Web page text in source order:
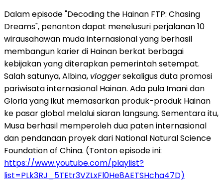
Dalam episode "Decoding the Hainan FTP: Chasing
Dreams", penonton dapat menelusuri perjalanan 10
wirausahawan muda internasional yang berhasil
membangun karier di Hainan berkat berbagai
kebijakan yang diterapkan pemerintah setempat.
Salah satunya, Albina, vloggersekaligus duta promosi
pariwisata internasional Hainan. Ada pula Imani dan
Gloria yang ikut memasarkan produk-produk Hainan
ke pasar global melalui siaran langsung. Sementara itu,
Musa berhasil memperoleh dua paten internasional
dan pendanaan proyek dari National Natural Science
Foundation of China. (Tonton episode ini:
https://www.youtube.com/playlist?
list=PLk3RJ_5TEtr3VZLxFl0He8AETSHcha47D)